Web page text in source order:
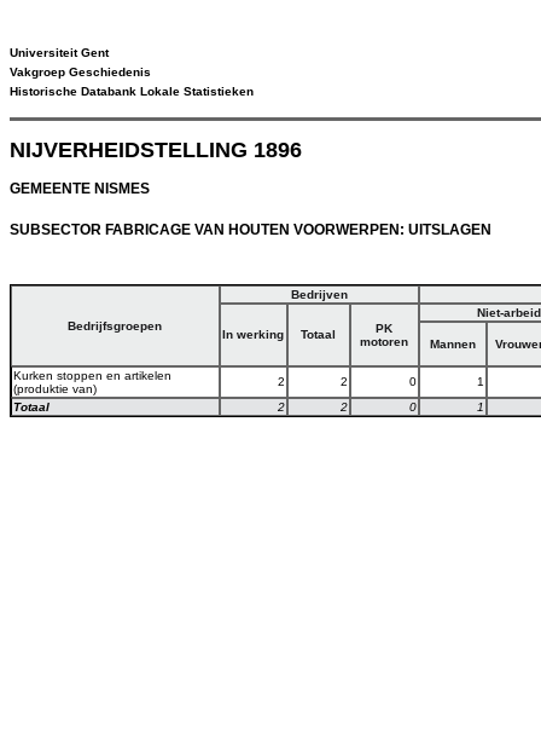
Universiteit Gent
Vakgroep Geschiedenis
Historische Databank Lokale Statistieken
NIJVERHEIDSTELLING 1896
GEMEENTE NISMES
SUBSECTOR FABRICAGE VAN HOUTEN VOORWERPEN: UITSLAGEN
Bedrijfsgroepen
Bedrijven
In werking Totaal
PK
motoren
Niet-
Mannen
Kurken stoppen en artikelen
(produktie van)
2 2 0
1
Totaal
2 2 0 1